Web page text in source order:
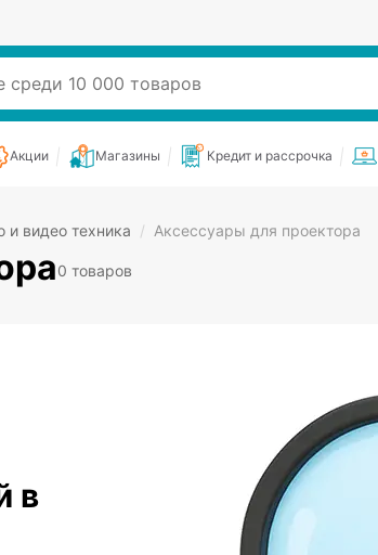
Акции Магазины Кредит и рассрочка
и видео техника / Аксессуары для проектора
0 товаров
в